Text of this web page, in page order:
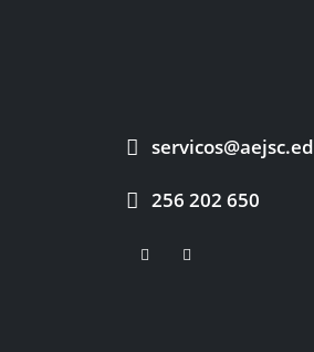
256 202 650